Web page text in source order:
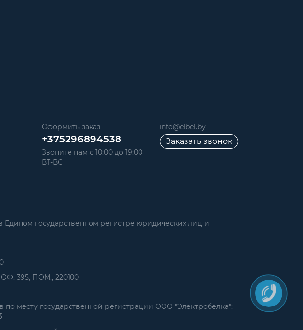
Оформить заказ
+375296894538
Звоните нам с 10:00 до 19:00
ВТ-ВС
info@elbel.by
Заказать звонок
Едином государственном регистре юридических лиц и
395, ПОМ., 220100
месту государственной регистрации ООО "Электробелка":